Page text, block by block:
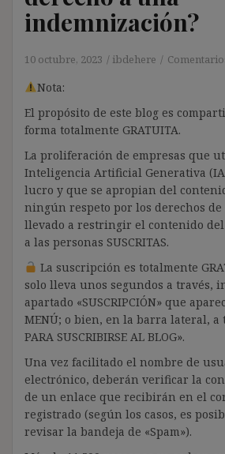
indemnización?
10 octubre, 2023 ibdehere
Nota:
El propósito de este blog es
forma totalmente GRATUITA.
La proliferación de empresas que
Inteligencia Artificial Generativa
lucro y que se apropian del
ningún respeto por los derechos de
llevado a restringir el contenido
a las personas SUSCRITAS.
La suscripción es totalmente
solo lleva unos segundos a través,
apartado «SUSCRIPCIÓN» que
MENÚ; o bien, en la barra lateral, a
PARA SUSCRIBIRSE AL BLOG».
Una vez facilitado el nombre de
electrónico, deberán verificar la
de un enlace que recibirán en el
registrado (según los casos, es
revisar la bandeja de «Spam»).